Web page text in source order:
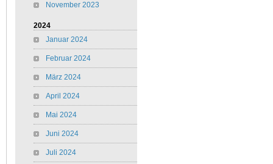
November 2023
2024
Januar 2024
Februar 2024
März 2024
April 2024
Mai 2024
Juni 2024
Juli 2024